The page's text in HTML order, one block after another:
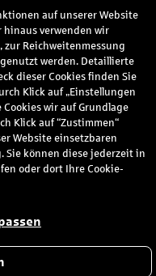
auf unserer Website
hinaus verwenden wir
zur Reichweitenmessung
werden. Detaillierte
dieser Cookies finden Sie
Klick auf „Einstellungen
Cookies wir auf Grundlage
Klick auf “Zustimmen“
Website einsetzbaren
Sie können diese jederzeit in
oder dort Ihre Cookie-